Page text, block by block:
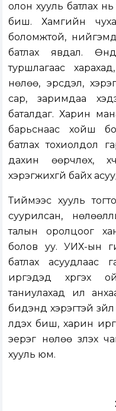
олон хууль батлах
биш. Хамгийн
боломжтой, нийгэмд
батлах явдал.
туршлагаас
нөлөө, эрсдэл,
сар, заримдаа
баталдаг. Харин
барьснаас хойш
батлах тохиолдол
дахин өөрчлөх,
хэрэгжихгүй байх
Тиймээс хууль
суурилсан,
талын оролцоог
болов уу. УИХ-ын
батлах асуудлаас
иргэдэд хүргэх
таниулахад илүү
бидэнд хэрэгтэй
үлдэх биш, харин
эерэг нөлөө
хууль юм.